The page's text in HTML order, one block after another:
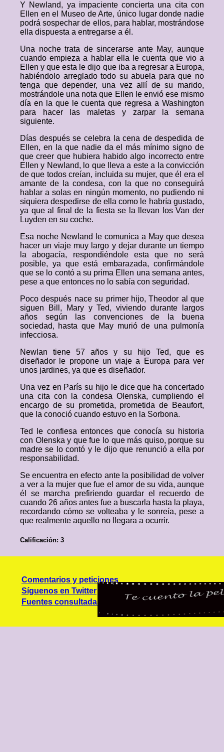
Y Newland, ya impaciente concierta una cita con
Ellen en el Museo de Arte, único lugar donde nadie
podrá sospechar de ellos, para hablar, mostrándose
ella dispuesta a entregarse a él.
Una noche trata de sincerarse ante May, aunque
cuando empieza a hablar ella le cuenta que vio a
Ellen y que esta le dijo que iba a regresar a Europa,
habiéndolo arreglado todo su abuela para que no
tenga que depender, una vez allí de su marido,
mostrándole una nota que Ellen le envió ese mismo
día en la que le cuenta que regresa a Washington
para hacer las maletas y zarpar la semana
siguiente.
Días después se celebra la cena de despedida de
Ellen, en la que nadie da el más mínimo signo de
que creer que hubiera habido algo incorrecto entre
Ellen y Newland, lo que lleva a este a la convicción
de que todos creían, incluida su mujer, que él era el
amante de la condesa, con la que no conseguirá
hablar a solas en ningún momento, no pudiendo ni
siquiera despedirse de ella como le habría gustado,
ya que al final de la fiesta se la llevan los Van der
Luyden en su coche.
Esa noche Newland le comunica a May que desea
hacer un viaje muy largo y dejar durante un tiempo
la abogacía, respondiéndole esta que no será
posible, ya que está embarazada, confirmándole
que se lo contó a su prima Ellen una semana antes,
pese a que entonces no lo sabía con seguridad.
Poco después nace su primer hijo, Theodor al que
siguen Bill, Mary y Ted, viviendo durante largos
años según las convenciones de la buena
sociedad, hasta que May murió de una pulmonía
infecciosa.
Newlan tiene 57 años y su hijo Ted, que es
diseñador le propone un viaje a Europa para ver
unos jardines, ya que es diseñador.
Una vez en París su hijo le dice que ha concertado
una cita con la condesa Olenska, cumpliendo el
encargo de su prometida, prometida de Beaufort,
que la conoció cuando estuvo en la Sorbona.
Ted le confiesa entonces que conocía su historia
con Olenska y que fue lo que más quiso, porque su
madre se lo contó y le dijo que renunció a ella por
responsabilidad.
Se encuentra en efecto ante la posibilidad de volver
a ver a la mujer que fue el amor de su vida, aunque
él se marcha prefiriendo guardar el recuerdo de
cuando 26 años antes fue a buscarla hasta la playa,
recordando cómo se volteaba y le sonreía, pese a
que realmente aquello no llegara a ocurrir.
Calificación: 3
Comentarios y peticiones
Síguenos en Twitter
Fuentes consultadas